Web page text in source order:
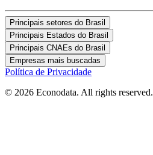
Principais setores do Brasil
Principais Estados do Brasil
Principais CNAEs do Brasil
Empresas mais buscadas
Política de Privacidade
© 2026 Econodata. All rights reserved.